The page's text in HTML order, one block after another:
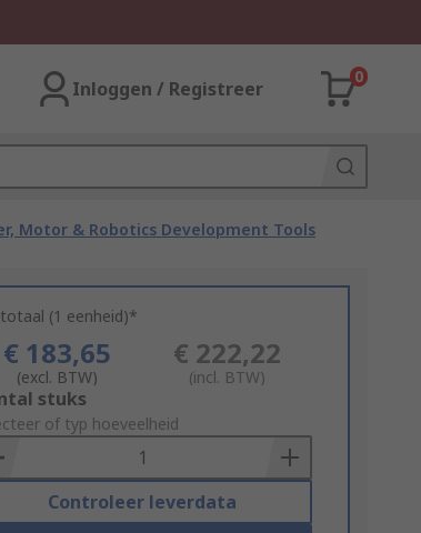
Inloggen / Registreer
0
Motor & Robotics Development Tools
(1 eenheid)*
€ 183,65
(excl. BTW)
€ 222,22
(incl. BTW)
stuks
of typ hoeveelheid
Controleer leverdata